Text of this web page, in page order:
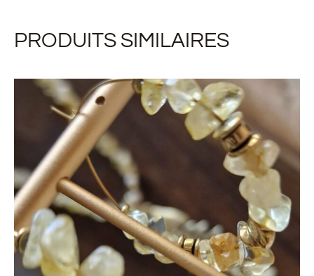
PRODUITS SIMILAIRES